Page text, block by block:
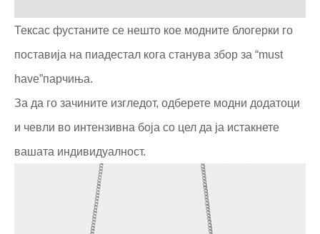
Тексас фустаните се нешто кое модните блогерки го
поставија на пиадестал кога станува збор за “must
have”парчиња.
За да го зачините изгледот, одберете модни додатоци
и чевли во интензивна боја со цел да ја истакнете
вашата индивидуалност.